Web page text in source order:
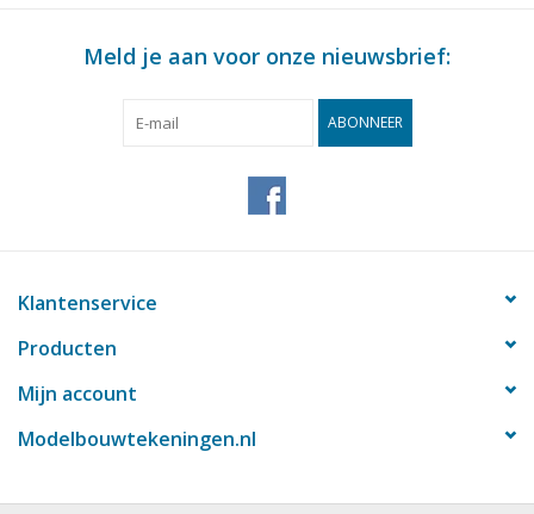
Meld je aan voor onze nieuwsbrief:
ABONNEER
Klantenservice
Producten
Mijn account
Modelbouwtekeningen.nl